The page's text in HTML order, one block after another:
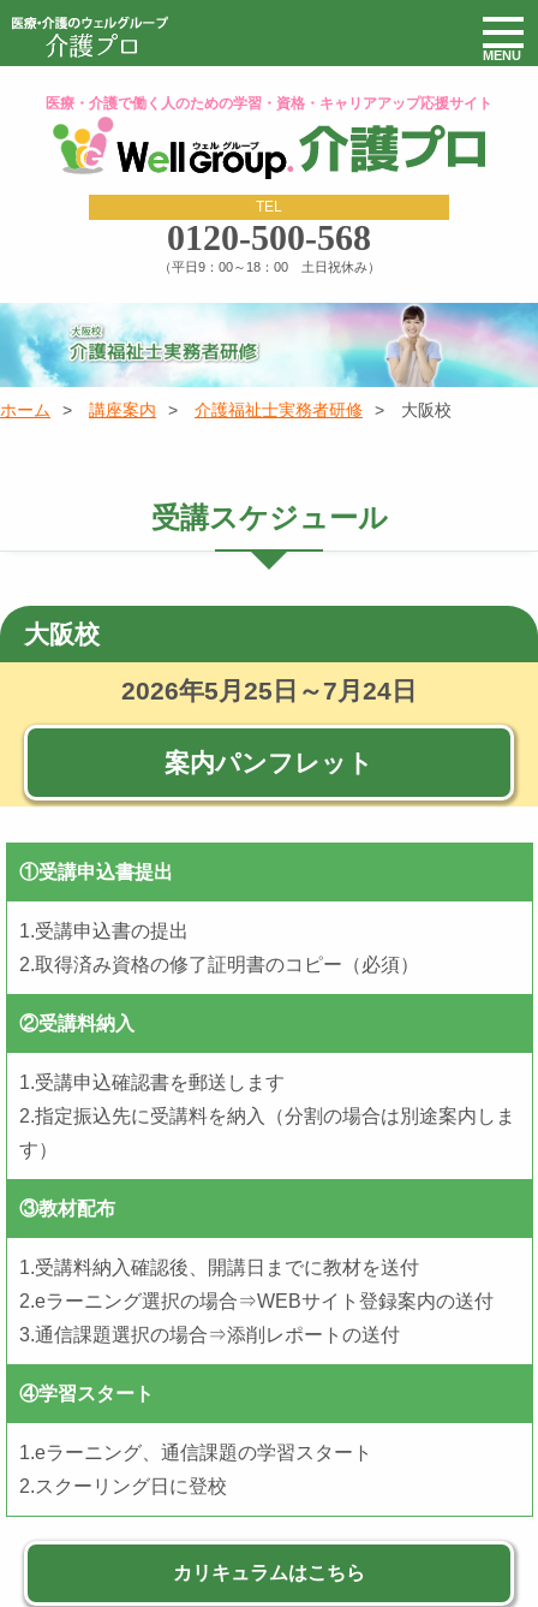
医療・介護で働く人のための学習・資格・キャリアアップ応援サイト
TEL
0120-500-568
（平日9：00～18：00 土日祝休み）
ホーム 講座案内 介護福祉士実務者研修 大阪校
受講スケジュール
大阪校
2026年5月25日～7月24日
案内パンフレット
①受講申込書提出
1.受講申込書の提出
2.取得済み資格の修了証明書のコピー（必須）
②受講料納入
1.受講申込確認書を郵送します
2.指定振込先に受講料を納入（分割の場合は別途案内しま
す）
③教材配布
1.受講料納入確認後、開講日までに教材を送付
2.eラーニング選択の場合⇒WEBサイト登録案内の送付
3.通信課題選択の場合⇒添削レポートの送付
④学習スタート
1.eラーニング、通信課題の学習スタート
2.スクーリング日に登校
カリキュラムはこちら